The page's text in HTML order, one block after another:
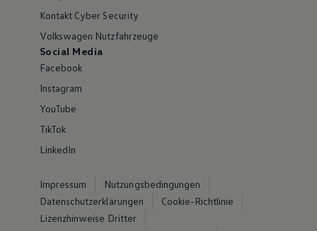
Kontakt Cyber Security
Volkswagen Nutzfahrzeuge
Social Media
Facebook
Instagram
YouTube
TikTok
LinkedIn
Impressum
Nutzungsbedingungen
Datenschutzerklärungen
Cookie-Richtlinie
Lizenzhinweise Dritter